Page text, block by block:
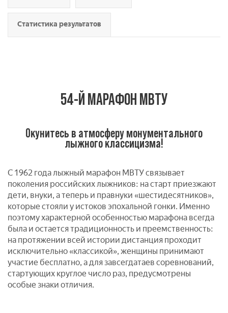
Статистика результатов
54-Й МАРАФОН МВТУ
Окунитесь в атмосферу монументального
лыжного классицизма!
С 1962 года лыжный марафон МВТУ связывает
поколения российских лыжников: на старт приезжают
дети, внуки, а теперь и правнуки «шестидесятников»,
которые стояли у истоков эпохальной гонки. Именно
поэтому характерной особенностью марафона всегда
была и остается традиционность и преемственность:
на протяжении всей истории дистанция проходит
исключительно «классикой», женщины принимают
участие бесплатно, а для завсегдатаев соревнований,
стартующих круглое число раз, предусмотрены
особые знаки отличия.